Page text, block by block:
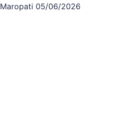
Maropati 05/06/2026